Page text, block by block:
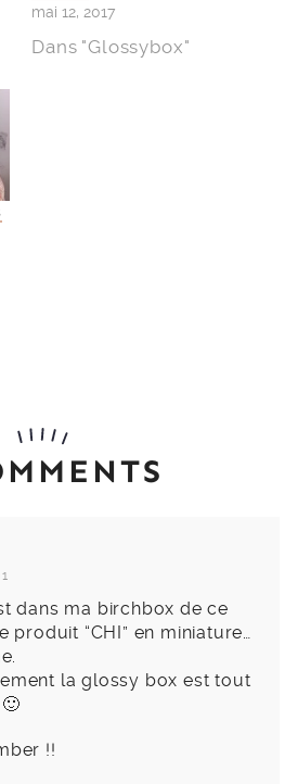
mai 12, 2017
Dans "Glossybox"
dans ma birchbox de ce
produit “CHI” en miniature…
la glossy box est tout
!!